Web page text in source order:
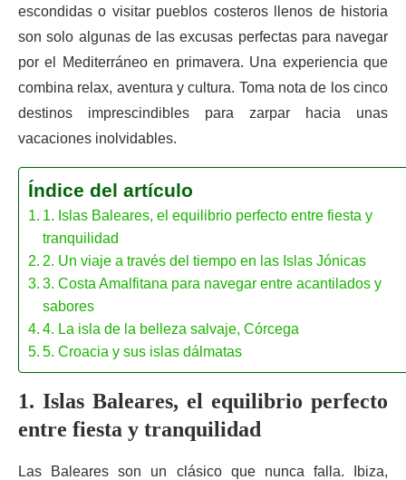
escondidas o visitar pueblos costeros llenos de historia
son solo algunas de las excusas perfectas para navegar
por el Mediterráneo en primavera. Una experiencia que
combina relax, aventura y cultura. Toma nota de los cinco
destinos imprescindibles para zarpar hacia unas
vacaciones inolvidables.
Índice del artículo
1. Islas Baleares, el equilibrio perfecto entre fiesta y
tranquilidad
2. Un viaje a través del tiempo en las Islas Jónicas
3. Costa Amalfitana para navegar entre acantilados y
sabores
4. La isla de la belleza salvaje, Córcega
5. Croacia y sus islas dálmatas
1. Islas Baleares, el equilibrio perfecto
entre fiesta y tranquilidad
Las Baleares son un clásico que nunca falla. Ibiza,